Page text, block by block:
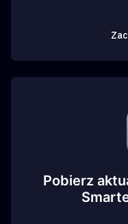
Pobierz